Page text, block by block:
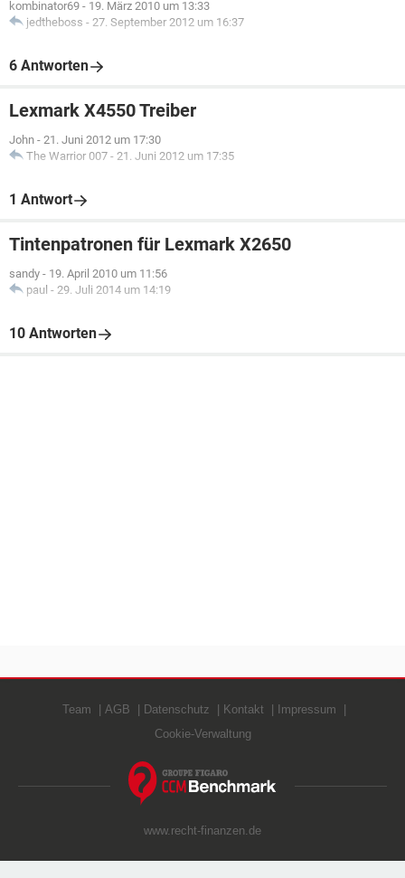
kombinator69 - 19. März 2010 um 13:33
jedtheboss - 27. September 2012 um 16:37
6 Antworten
Lexmark X4550 Treiber
John - 21. Juni 2012 um 17:30
The Warrior 007 - 21. Juni 2012 um 17:35
1 Antwort
Tintenpatronen für Lexmark X2650
sandy - 19. April 2010 um 11:56
paul - 29. Juli 2014 um 14:19
10 Antworten
Team AGB Datenschutz Kontakt
Impressum
Cookie-Verwaltung
www.recht-finanzen.de